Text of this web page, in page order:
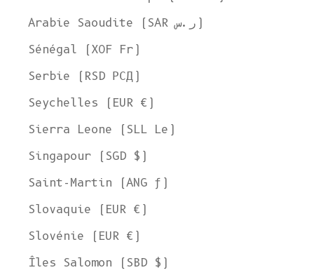
Arabie Saoudite (SAR ر.س)
Sénégal (XOF Fr)
Serbie (RSD РСД)
Seychelles (EUR €)
Sierra Leone (SLL Le)
Singapour (SGD $)
Saint-Martin (ANG ƒ)
Slovaquie (EUR €)
Slovénie (EUR €)
Îles Salomon (SBD $)
États-Unis
Langue
Anglais
Devise
Dollar américain
VOIR LA COLLECTION